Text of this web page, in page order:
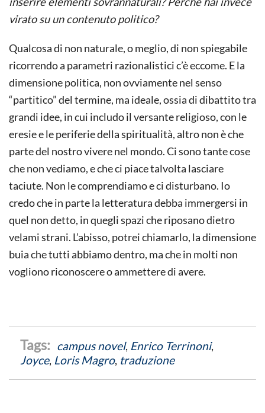
virato su un contenuto politico?
Qualcosa di non naturale, o meglio, di non spiegabile
ricorrendo a parametri razionalistici c’è eccome. E la
dimensione politica, non ovviamente nel senso
“partitico” del termine, ma ideale, ossia di dibattito tra
grandi idee, in cui includo il versante religioso, con le
eresie e le periferie della spiritualità, altro non è che
parte del nostro vivere nel mondo. Ci sono tante cose
che non vediamo, e che ci piace talvolta lasciare
taciute. Non le comprendiamo e ci disturbano. Io
credo che in parte la letteratura debba immergersi in
quel non detto, in quegli spazi che riposano dietro
velami strani. L’abisso, potrei chiamarlo, la dimensione
buia che tutti abbiamo dentro, ma che in molti non
vogliono riconoscere o ammettere di avere.
campus novel, Enrico Terrinoni,
Joyce, Loris Magro, traduzione